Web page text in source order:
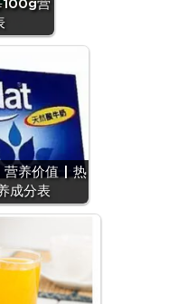
100g营
营养价值 | 热
成分表